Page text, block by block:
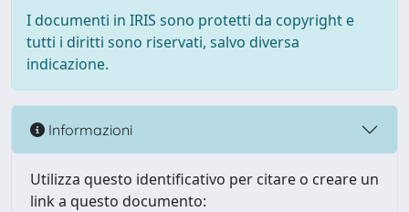
I documenti in IRIS sono protetti da copyright e
tutti i diritti sono riservati, salvo diversa
indicazione.
Informazioni
Utilizza questo identificativo per citare o creare un
link a questo documento: